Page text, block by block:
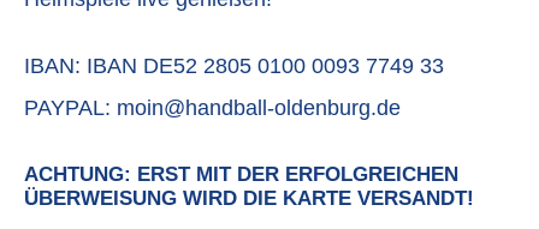
IBAN: IBAN DE52 2805 0100 0093 7749 33
PAYPAL: moin@handball-oldenburg.de
ACHTUNG: ERST MIT DER ERFOLGREICHEN
ÜBERWEISUNG WIRD DIE KARTE VERSANDT!